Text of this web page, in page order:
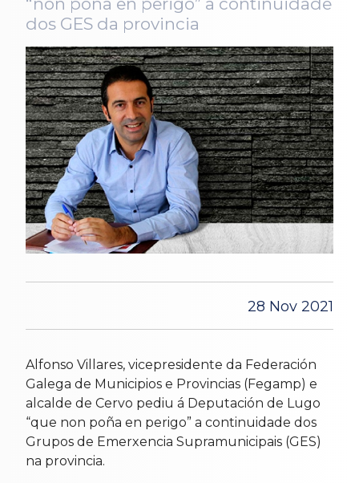
dos GES da provincia
28 Nov 2021
Alfonso Villares, vicepresidente da Federación
Galega de Municipios e Provincias (Fegamp) e
alcalde de Cervo pediu á Deputación de Lugo
“que non poña en perigo” a continuidade dos
Grupos de Emerxencia Supramunicipais (GES)
na provincia.